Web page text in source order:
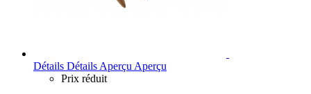
Détails Détails Aperçu Aperçu
Prix réduit